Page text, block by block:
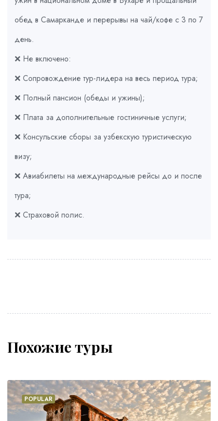
обед в Самарканде и перерывы на чай/кофе с 3 по 7
день.
❌ Не включено:
❌ Сопровождение тур-лидера на весь период тура;
❌ Полный пансион (обеды и ужины);
❌ Плата за дополнительные гостиничные услуги;
❌ Консульские сборы за узбекскую туристическую
визу;
❌ Авиабилеты на международные рейсы до и после
тура;
❌ Страховой полис.
Похожие туры
POPULAR